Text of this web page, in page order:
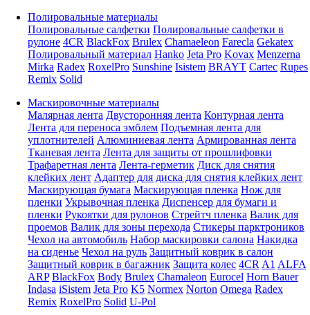
Полировальные материалы
Полировальные салфетки Полировальные салфетки в
рулоне 4CR BlackFox Brulex Chamaeleon Farecla Gekatex
Полировальный материал Hanko Jeta Pro Kovax Menzerna
Mirka Radex RoxelPro Sunshine Isistem BRAYT Cartec Rupes
Remix Solid
Маскировочные материалы
Малярная лента Двусторонняя лента Контурная лента
Лента для переноса эмблем Подъемная лента для
уплотнителей Алюминиевая лента Армированная лента
Тканевая лента Лента для защиты от прошлифовки
Трафаретная лента Лента-герметик Диск для снятия
клейких лент Адаптер для диска для снятия клейких лент
Маскирующая бумага Маскирующая пленка Нож для
пленки Укрывочная пленка Диспенсер для бумаги и
пленки Рукоятки для рулонов Стрейтч пленка Валик для
проемов Валик для зоны перехода Стикеры парктроников
Чехол на автомобиль Набор маскировки салона Накидка
на сиденье Чехол на руль Защитный коврик в салон
Защитный коврик в багажник Защита колес 4CR A1 ALFA
ARP BlackFox Body Brulex Chamaleon Eurocel Horn Bauer
Indasa iSistem Jeta Pro K5 Normex Norton Omega Radex
Remix RoxelPro Solid U-Pol